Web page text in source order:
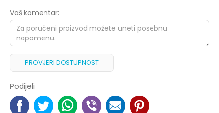
Vaš komentar:
PROVJERI DOSTUPNOST
Podijeli